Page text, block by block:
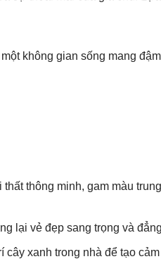
không gian sống mang
thông minh, gam màu
lại vẻ đẹp sang trọng và
xanh trong nhà để tạo